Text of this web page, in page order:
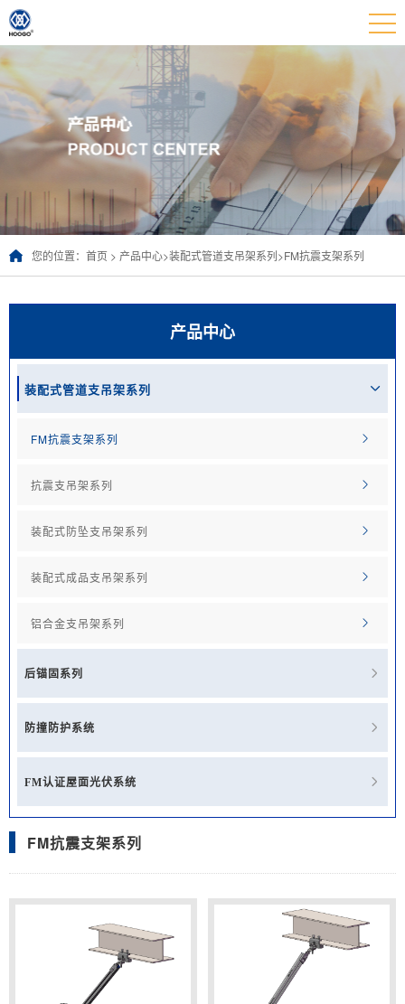
您的位置： 首页 > 产品中心>装配式管道支吊架系列>FM抗震支架系列
产品中心
装配式管道支吊架系列 
FM抗震支架系列 
抗震支吊架系列 
装配式防坠支吊架系列 
装配式成品支吊架系列 
铝合金支吊架系列 
后锚固系列 
防撞防护系统 
FM认证屋面光伏系统 
FM抗震支架系列